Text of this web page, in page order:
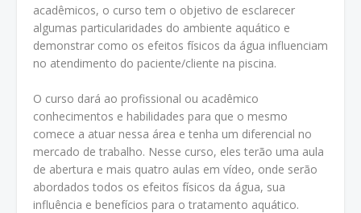
acadêmicos, o curso tem o objetivo de esclarecer
algumas particularidades do ambiente aquático e
demonstrar como os efeitos físicos da água influenciam
no atendimento do paciente/cliente na piscina.
O curso dará ao profissional ou acadêmico
conhecimentos e habilidades para que o mesmo
comece a atuar nessa área e tenha um diferencial no
mercado de trabalho. Nesse curso, eles terão uma aula
de abertura e mais quatro aulas em vídeo, onde serão
abordados todos os efeitos físicos da água, sua
influência e benefícios para o tratamento aquático.